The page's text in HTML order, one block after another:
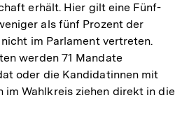
erhält. Hier gilt eine Fünf-
als fünf Prozent der
im Parlament vertreten.
werden 71 Mandate
oder die Kandidatinnen mit
im Wahlkreis ziehen direkt in die